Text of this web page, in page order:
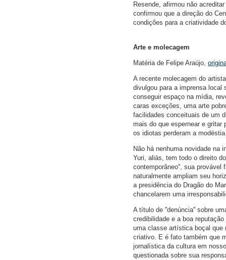
Resende, afirmou não
confirmou que a direção do
condições para a criatividade
Arte e molecagem
Matéria de Felipe Araújo,
A recente molecagem do
divulgou para a imprensa local
conseguir espaço na mídia,
caras exceções, uma arte
facilidades conceituais de um
mais do que espernear e gritar
os idiotas perderam a
Não há nenhuma novidade na
Yuri, aliás, tem todo o direito
contemporâneo'', sua provável
naturalmente ampliam seu
a presidência do Dragão do
chancelarem uma
A título de ''denúncia'' sobre
credibilidade e a boa
uma classe artística boçal que
criativo. E é fato também que
jornalística da cultura em
questionada sobre sua